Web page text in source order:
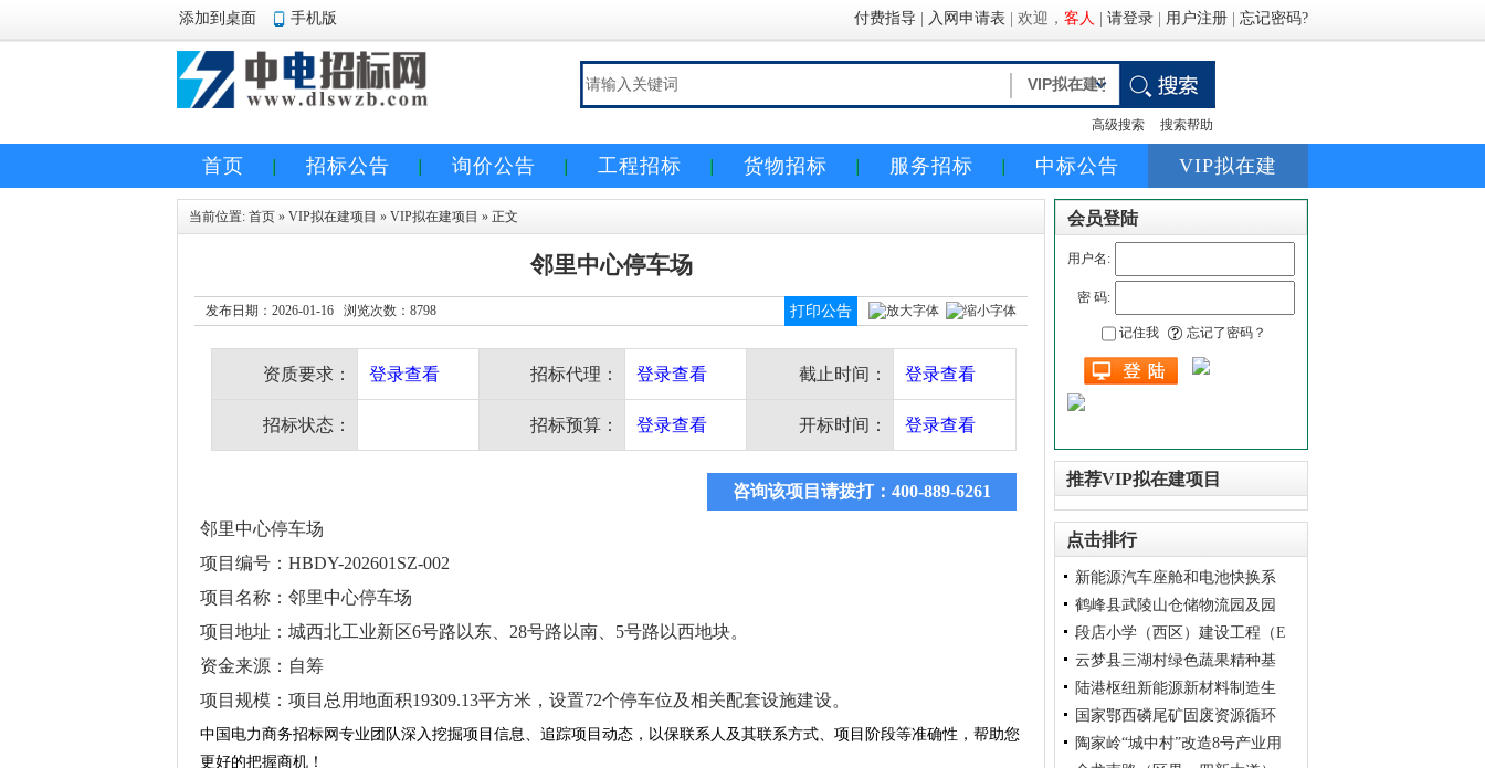
欢迎， 客人 请登录 用户注册 忘记密码?
付费指导 入网申请表
添加到桌面 手机版
搜索帮助
高级搜索
首页 招标公告 询价公告 工程招标 货物招标 服务招标 中标公告 VIP拟在建
当前位置: 首页 » VIP拟在建项目 » VIP拟在建项目 » 正文
邻里中心停车场
打印公告
发布日期：2026-01-16 浏览次数： 8798
资质要求： 登录查看 招标代理： 登录查看 截止时间： 登录查看
招标状态： 招标预算： 登录查看 开标时间： 登录查看
咨询该项目请拨打：400-889-6261
邻里中心停车场
项目编号： HBDY-202601SZ-002
项目名称：邻里中心停车场
项目地址：城西北工业新区6号路以东、 28号路以南、 5号路以西地块。
资金来源：自筹
项目规模：项目总用地面积19309.13平方米，设置72个停车位及相关配套设施建设。
中国电力商务招标网专业团队深入挖掘项目信息、追踪项目动态，以保联系人及其联系方式、项目阶段等准确性，帮助您
更好的把握商机！
会员登陆
用户名:
密 码:
记住我 忘记了密码？
推荐VIP拟在建项目
点击排行
新能源汽车座舱和电池快换系
统关键部件质量和基础能力提
升项目
鹤峰县武陵山仓储物流园及园
区基础配套设施项目
段店小学（西区）建设工程（E
PC）
云梦县三湖村绿色蔬果精种基
地二期项目
陆港枢纽新能源新材料制造生
产基地项目
国家鄂西磷尾矿固废资源循环
再利用项目
陶家岭“城中村”改造8号产业用